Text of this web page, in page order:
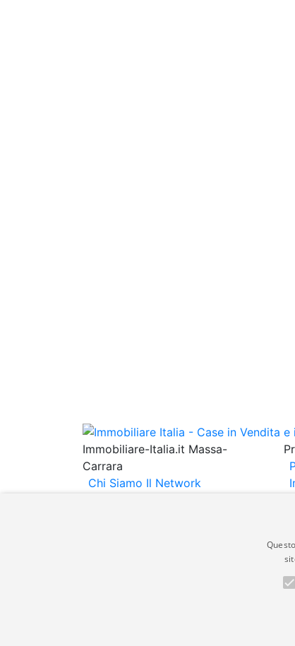
Immobiliare-Italia.it Massa-
Carrara
Chi Siamo Il Network
Gli annunci immobiliari presenti su
italia.it quindi non è responsabile